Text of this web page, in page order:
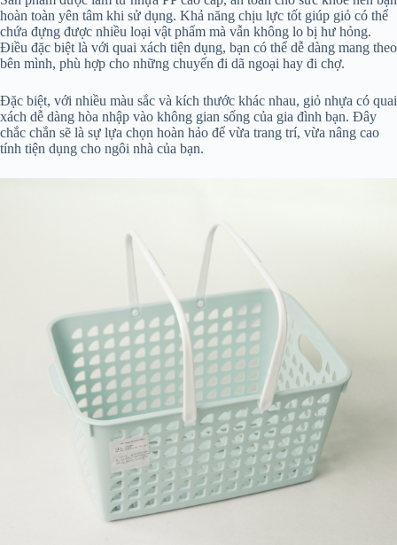
hoàn toàn yên tâm khi sử dụng. Khả năng chịu lực tốt giúp giỏ có thể
chứa đựng được nhiều loại vật phẩm mà vẫn không lo bị hư hỏng.
Điều đặc biệt là với quai xách tiện dụng, bạn có thể dễ dàng mang theo
bên mình, phù hợp cho những chuyến đi dã ngoại hay đi chợ.
Đặc biệt, với nhiều màu sắc và kích thước khác nhau, giỏ nhựa có quai
xách dễ dàng hòa nhập vào không gian sống của gia đình bạn. Đây
chắc chắn sẽ là sự lựa chọn hoàn hảo để vừa trang trí, vừa nâng cao
tính tiện dụng cho ngôi nhà của bạn.